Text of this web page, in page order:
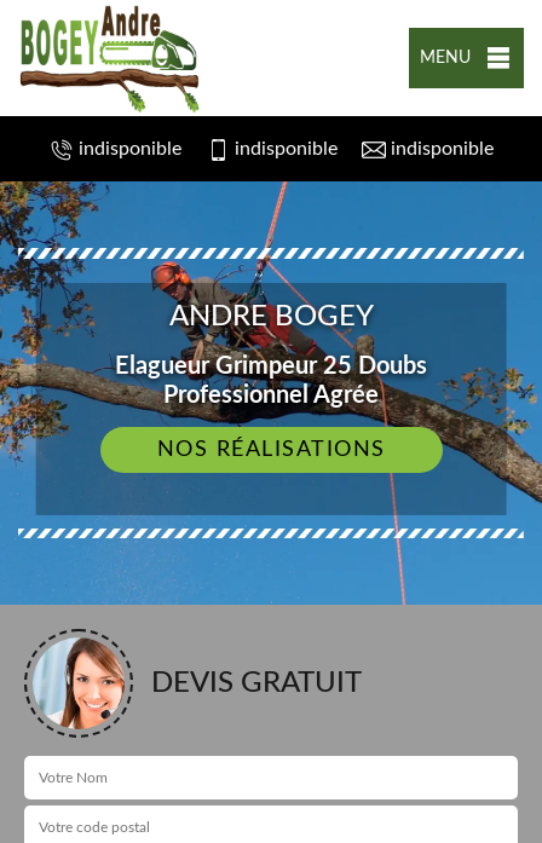
MENU
indisponible indisponible indisponible
ANDRE BOGEY
Elagueur Grimpeur 25 Doubs
Professionnel Agrée
NOS RÉALISATIONS
DEVIS GRATUIT